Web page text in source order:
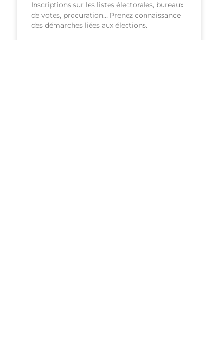
Inscriptions sur les listes électorales, bureaux
de votes, procuration… Prenez connaissance
des démarches liées aux élections.